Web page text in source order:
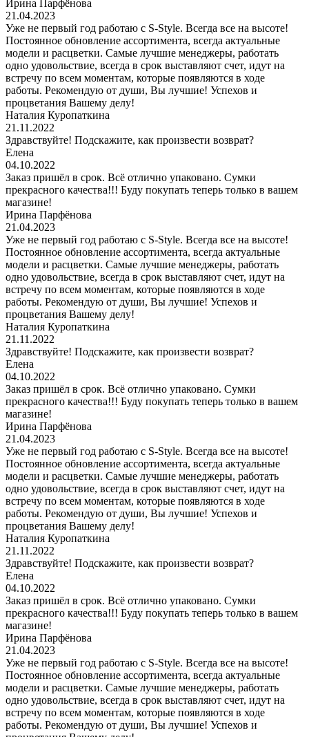
Ирина Парфёнова
21.04.2023
Уже не первый год работаю с S-Style. Всегда все на высоте!
Постоянное обновление ассортимента, всегда актуальные
модели и расцветки. Самые лучшие менеджеры, работать
одно удовольствие, всегда в срок выставляют счет, идут на
встречу по всем моментам, которые появляются в ходе
работы. Рекомендую от души, Вы лучшие! Успехов и
процветания Вашему делу!
Наталия Куропаткина
21.11.2022
Здравствуйте! Подскажите, как произвести возврат?
Елена
04.10.2022
Заказ пришёл в срок. Всё отлично упаковано. Сумки
прекрасного качества!!! Буду покупать теперь только в вашем
магазине!
Ирина Парфёнова
21.04.2023
Уже не первый год работаю с S-Style. Всегда все на высоте!
Постоянное обновление ассортимента, всегда актуальные
модели и расцветки. Самые лучшие менеджеры, работать
одно удовольствие, всегда в срок выставляют счет, идут на
встречу по всем моментам, которые появляются в ходе
работы. Рекомендую от души, Вы лучшие! Успехов и
процветания Вашему делу!
Наталия Куропаткина
21.11.2022
Здравствуйте! Подскажите, как произвести возврат?
Елена
04.10.2022
Заказ пришёл в срок. Всё отлично упаковано. Сумки
прекрасного качества!!! Буду покупать теперь только в вашем
магазине!
Ирина Парфёнова
21.04.2023
Уже не первый год работаю с S-Style. Всегда все на высоте!
Постоянное обновление ассортимента, всегда актуальные
модели и расцветки. Самые лучшие менеджеры, работать
одно удовольствие, всегда в срок выставляют счет, идут на
встречу по всем моментам, которые появляются в ходе
работы. Рекомендую от души, Вы лучшие! Успехов и
процветания Вашему делу!
Наталия Куропаткина
21.11.2022
Здравствуйте! Подскажите, как произвести возврат?
Елена
04.10.2022
Заказ пришёл в срок. Всё отлично упаковано. Сумки
прекрасного качества!!! Буду покупать теперь только в вашем
магазине!
Ирина Парфёнова
21.04.2023
Уже не первый год работаю с S-Style. Всегда все на высоте!
Постоянное обновление ассортимента, всегда актуальные
модели и расцветки. Самые лучшие менеджеры, работать
одно удовольствие, всегда в срок выставляют счет, идут на
встречу по всем моментам, которые появляются в ходе
работы. Рекомендую от души, Вы лучшие! Успехов и